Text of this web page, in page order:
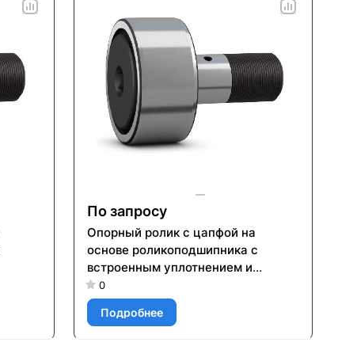
По запросу
Опорный ролик с цапфой на
основе роликоподшипника с
встроенным уплотнением и
элементами для повторного
смазывания KR 80 PP
0
Подробнее